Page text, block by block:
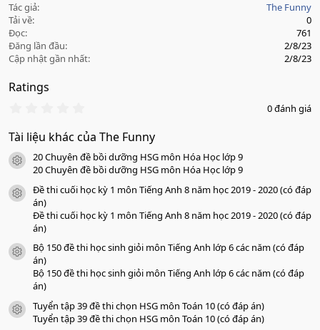
Tác giả
The Funny
Tải về
0
Đọc
761
Đăng lần đầu
2/8/23
Cập nhật gần nhất
2/8/23
Ratings
0
0
s
a
o
0 đánh giá
Tài liệu khác của The Funny
icon tài liệu
20 Chuyên đề bồi dưỡng HSG môn Hóa Học lớp 9
20 Chuyên đề bồi dưỡng HSG môn Hóa Học lớp 9
icon tài liệu
Đề thi cuối học kỳ 1 môn Tiếng Anh 8 năm học 2019 - 2020 (có đáp
án)
Đề thi cuối học kỳ 1 môn Tiếng Anh 8 năm học 2019 - 2020 (có đáp
án)
icon tài liệu
Bộ 150 đề thi học sinh giỏi môn Tiếng Anh lớp 6 các năm (có đáp
án)
Bộ 150 đề thi học sinh giỏi môn Tiếng Anh lớp 6 các năm (có đáp
án)
icon tài liệu
Tuyển tập 39 đề thi chọn HSG môn Toán 10 (có đáp án)
Tuyển tập 39 đề thi chọn HSG môn Toán 10 (có đáp án)